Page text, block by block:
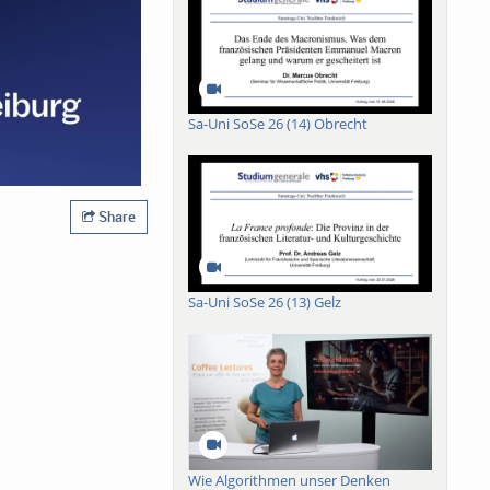
Share
Sa-Uni SoSe 26 (14) Obrecht
Sa-Uni SoSe 26 (13) Gelz
Wie Algorithmen unser Denken